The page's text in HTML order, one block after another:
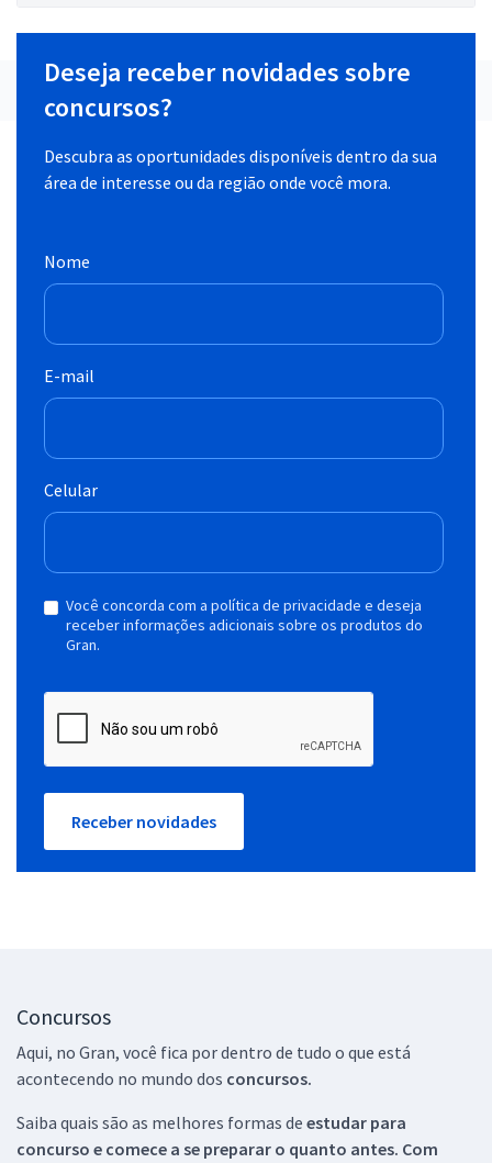
Deseja receber novidades sobre
concursos?
Descubra as oportunidades disponíveis dentro da sua
área de interesse ou da região onde você mora.
Nome
E-mail
Celular
Você concorda com a política de privacidade e deseja
receber informações adicionais sobre os produtos do
Gran.
Receber novidades
Concursos
Aqui, no Gran, você fica por dentro de tudo o que está
acontecendo no mundo dos concursos.
Saiba quais são as melhores formas de estudar para
concurso e comece a se preparar o quanto antes. Com